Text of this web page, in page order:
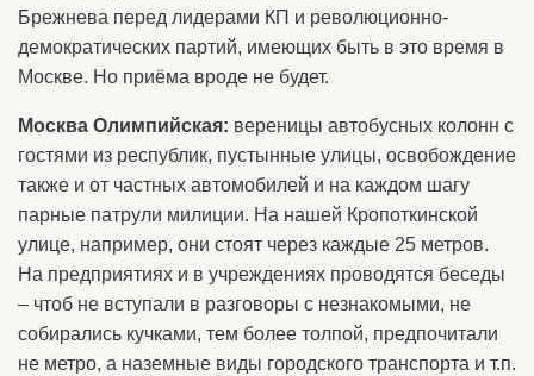
Брежнева перед лидерами КП и революционно-
демократических партий, имеющих быть в это время в
Москве. Но приёма вроде не будет.
Москва Олимпийская: вереницы автобусных колонн с
гостями из республик, пустынные улицы, освобождение
также и от частных автомобилей и на каждом шагу
парные патрули милиции. На нашей Кропоткинской
улице, например, они стоят через каждые 25 метров.
На предприятиях и в учреждениях проводятся беседы
– чтоб не вступали в разговоры с незнакомыми, не
собирались кучками, тем более толпой, предпочитали
не метро, а наземные виды городского транспорта и т.п.